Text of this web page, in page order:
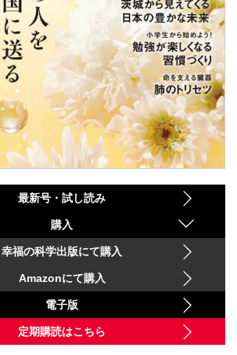
最新号・試し読み
購入
幸福の科学出版にて購入
Amazonにて購入
電子版
定期購読はこちら